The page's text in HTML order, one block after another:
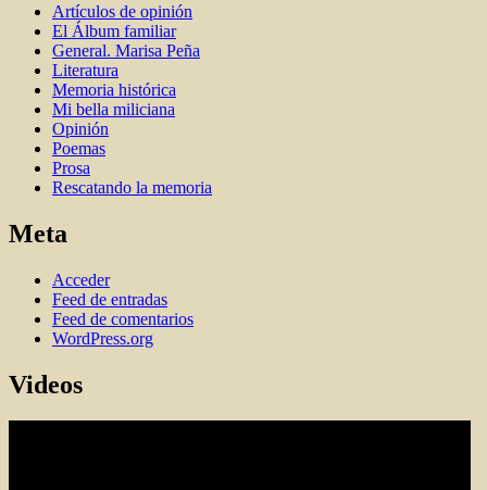
Artí­culos de opinión
El Álbum familiar
General. Marisa Peña
Literatura
Memoria histórica
Mi bella miliciana
Opinión
Poemas
Prosa
Rescatando la memoria
Meta
Acceder
Feed de entradas
Feed de comentarios
WordPress.org
Videos